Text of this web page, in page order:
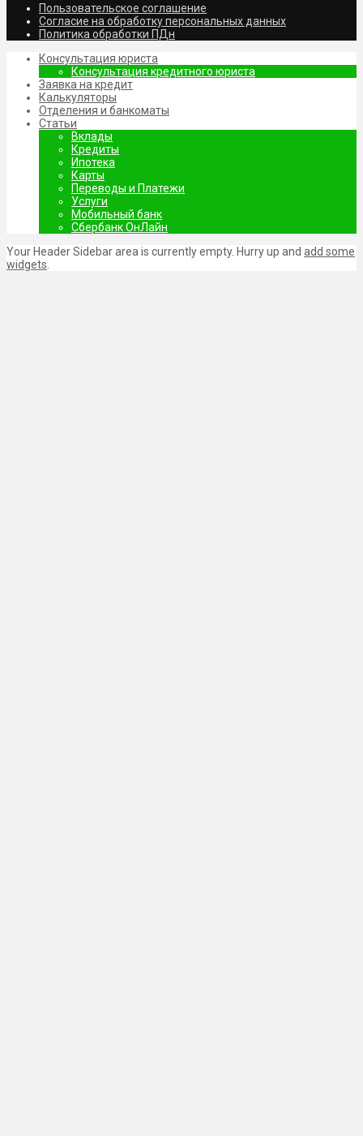
Пользовательское соглашение
Согласие на обработку персональных данных
Политика обработки ПДн
Консультация юриста
Консультация кредитного юриста
Заявка на кредит
Калькуляторы
Отделения и банкоматы
Статьи
Вклады
Кредиты
Ипотека
Карты
Переводы и Платежи
Услуги
Мобильный банк
Сбербанк ОнЛайн
Your Header Sidebar area is currently empty. Hurry up and add some
widgets